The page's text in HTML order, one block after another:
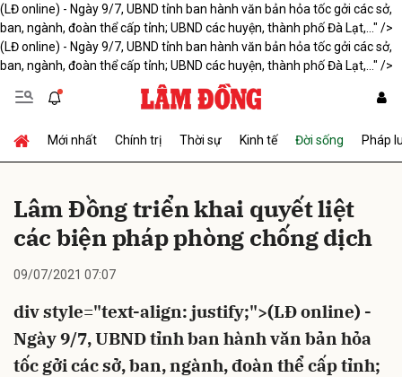
(LĐ online) - Ngày 9/7, UBND tỉnh ban hành văn bản hỏa tốc gởi các sở,
ban, ngành, đoàn thể cấp tỉnh; UBND các huyện, thành phố Đà Lạt,..." />
(LĐ online) - Ngày 9/7, UBND tỉnh ban hành văn bản hỏa tốc gởi các sở,
ban, ngành, đoàn thể cấp tỉnh; UBND các huyện, thành phố Đà Lạt,..." />
Mới nhất Chính trị Thời sự Kinh tế Đời sống Pháp
Lâm Đồng triển khai quyết liệt
các biện pháp phòng chống dịch
09/07/2021 07:07
div style="text-align: justify;">(LĐ online) -
Ngày 9/7, UBND tỉnh ban hành văn bản hỏa
tốc gởi các sở, ban, ngành, đoàn thể cấp tỉnh;
Gửi bình luận